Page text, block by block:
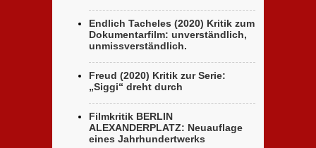
Endlich Tacheles (2020) Kritik zum
Dokumentarfilm: unverständlich,
unmissverständlich.
Freud (2020) Kritik zur Serie:
„Siggi“ dreht durch
Filmkritik BERLIN
ALEXANDERPLATZ: Neuauflage
eines Jahrhundertwerks